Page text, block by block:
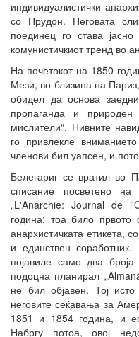
индивидуалистички
со Прудон. Неговата
поединец го става
комунистичкиот тренд во
На почетокот на 1850
Мези, во близина на
обидел да основа
пропаганда и
мислители“. Нивните
го привлекле
членови бил уапсен, и
Белегариг се вратил во
списание посветено
„L'Anarchie: Journal de
година; тоа било првото
анархистичката етикета,
и единствен
појавиле само два
подоцна планирал
не бил објавен. Тој
неговите сеќавања за
1851 и 1854 година, и
Набргу потоа, овој